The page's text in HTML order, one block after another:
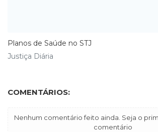
Planos de Saúde no STJ
Justiça Diária
COMENTÁRIOS:
Nenhum comentário feito ainda. Seja o
comentário